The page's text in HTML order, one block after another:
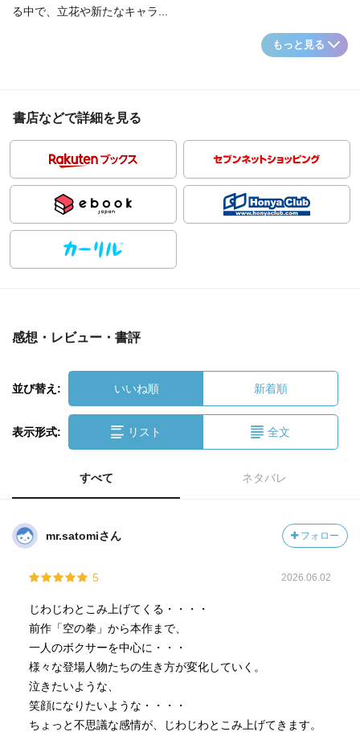
る中で、立花や新たなキャラ...
もっと見る
書店などで詳細を見る
感想・レビュー・書評
並び替え: いいね順 新着順
表示形式: リスト 全文
すべて ネタバレ
mr.satomiさん フォロー
5 2026.06.02
じわじわとこみ上げてくる・・・・
前作「空の拳」から本作まで、
一人のボクサーを中心に・・・
様々な登場人物たちの生き方が変化していく。
泣きたいような、
笑顔になりたいような・・・・
ちょっと不思議な感情が、じわじわとこみ上げてきます。